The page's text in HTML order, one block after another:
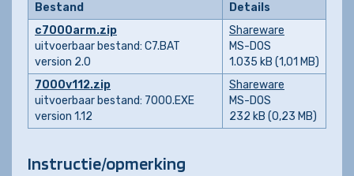
Bestand
Details
c7000arm.zip
uitvoerbaar bestand: C7.BAT
version 2.0
Shareware
MS-DOS
1.035 kB (1,01 MB)
7000v112.zip
uitvoerbaar bestand: 7000.EXE
version 1.12
Shareware
MS-DOS
232 kB (0,23 MB)
Instructie/opmerking